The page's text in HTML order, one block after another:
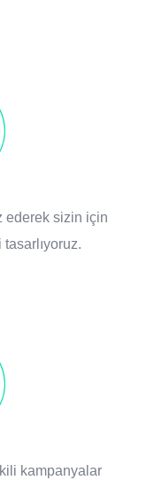
ederek sizin için
kampanyalar